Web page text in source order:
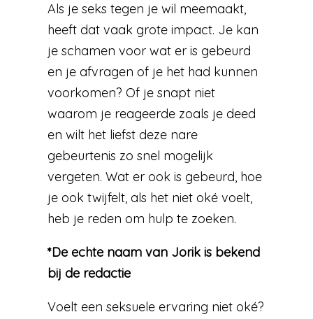
Als je seks tegen je wil meemaakt,
heeft dat vaak grote impact. Je kan
je schamen voor wat er is gebeurd
en je afvragen of je het had kunnen
voorkomen? Of je snapt niet
waarom je reageerde zoals je deed
en wilt het liefst deze nare
gebeurtenis zo snel mogelijk
vergeten. Wat er ook is gebeurd, hoe
je ook twijfelt, als het niet oké voelt,
heb je reden om hulp te zoeken.
*De echte naam van Jorik is bekend
bij de redactie
Voelt een seksuele ervaring niet oké?